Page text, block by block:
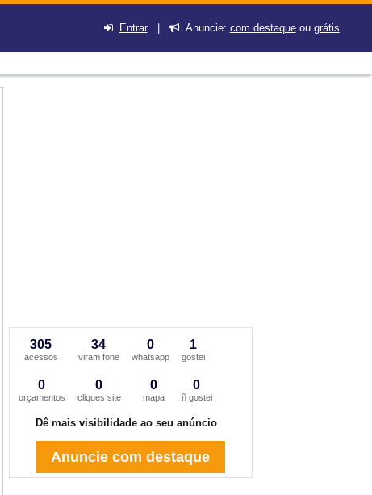
Entrar| Anuncie: com destaqueou grátis
305
acessos
34
viram fone
0
whatsapp
1
gostei
0
orçamentos
0
cliques site
0
mapa
0
ñ gostei
Dê mais visibilidade ao seu anúncio
Anuncie com destaque